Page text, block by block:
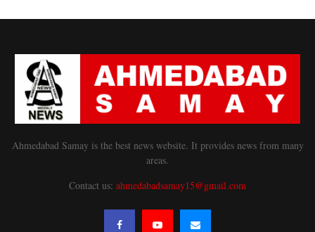
Ahmedabad Samay is the best news website. It provides news from many
areas.
Contact us: ahmedabadsamay15@gmail.com